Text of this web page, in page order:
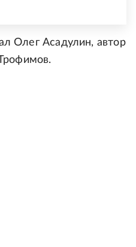
Олег Асадулин, автор